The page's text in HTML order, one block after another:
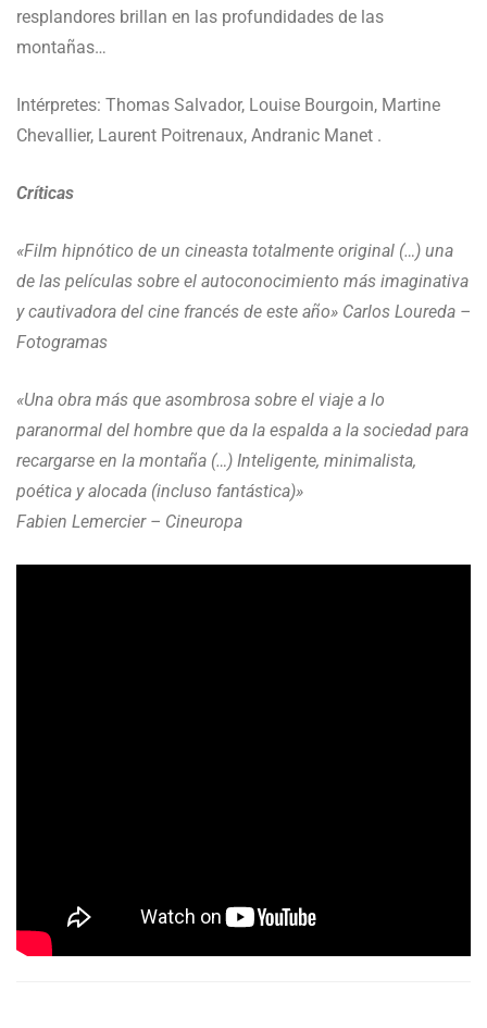
resplandores brillan en las profundidades de las
montañas…
Intérpretes: Thomas Salvador, Louise Bourgoin, Martine
Chevallier, Laurent Poitrenaux, Andranic Manet .
Críticas
«Film hipnótico de un cineasta totalmente original (…) una
de las películas sobre el autoconocimiento más imaginativa
y cautivadora del cine francés de este año» Carlos Loureda –
Fotogramas
«Una obra más que asombrosa sobre el viaje a lo
paranormal del hombre que da la espalda a la sociedad para
recargarse en la montaña (…) Inteligente, minimalista,
poética y alocada (incluso fantástica)»
Fabien Lemercier – Cineuropa